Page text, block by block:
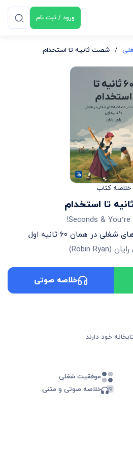
ورود / ثبت نام
/ شصت ثانیه تا استخدام
خلاصه کتاب
تا استخدام
در همان ۶۰ ثانیه اول
رایان (
Robin Ryan
)
خلاصه صوتی
خود دارند
موفقیت شغلی
خلاصه صوتی و متنی